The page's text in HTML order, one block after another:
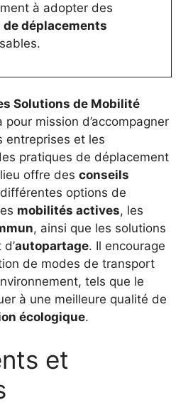
à adopter des
déplacements
Solutions de Mobilité
pour mission d’accompagner
entreprises et les
pratiques de déplacement
offre des conseils
options de
mobilités actives, les
, ainsi que les solutions
d’autopartage. Il encourage
de modes de transport
tels que le
à une meilleure qualité de
écologique.
et